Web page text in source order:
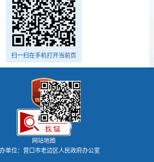
扫一扫在手机打开当前页
政务微博
网站地图
办单位：营口市老边区人民政府办公室